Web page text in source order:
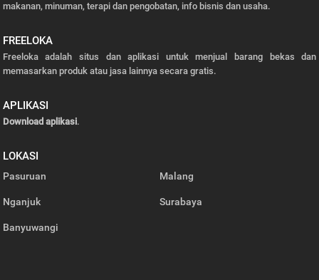
makanan, minuman, terapi dan pengobatan, info bisnis dan usaha.
FREELOKA
Freeloka adalah situs dan aplikasi untuk menjual barang bekas dan
memasarkan produk atau jasa lainnya secara gratis.
APLIKASI
Download aplikasi.
LOKASI
Pasuruan Malang
Nganjuk Surabaya
Banyuwangi